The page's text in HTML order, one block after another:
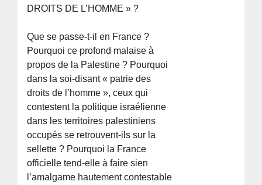
DROITS DE L’HOMME » ?
Que se passe-t-il en France ?
Pourquoi ce profond malaise à
propos de la Palestine ? Pourquoi
dans la soi-disant « patrie des
droits de l’homme », ceux qui
contestent la politique israélienne
dans les territoires palestiniens
occupés se retrouvent-ils sur la
sellette ? Pourquoi la France
officielle tend-elle à faire sien
l’amalgame hautement contestable